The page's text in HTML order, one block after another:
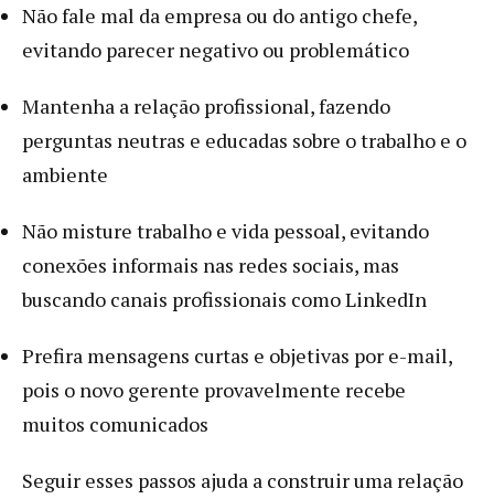
Não fale mal da empresa ou do antigo chefe,
evitando parecer negativo ou problemático
Mantenha a relação profissional, fazendo
perguntas neutras e educadas sobre o trabalho e o
ambiente
Não misture trabalho e vida pessoal, evitando
conexões informais nas redes sociais, mas
buscando canais profissionais como LinkedIn
Prefira mensagens curtas e objetivas por e-mail,
pois o novo gerente provavelmente recebe
muitos comunicados
Seguir esses passos ajuda a construir uma relação